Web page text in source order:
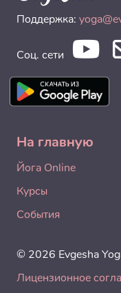
Поддержка:
Соц. сети
На главную
Йога Online
Курсы
События
© 2026 Evgesha
Лицензионное